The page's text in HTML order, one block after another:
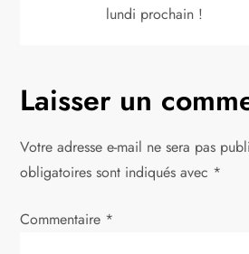
lundi prochain !
Laisser un
Votre adresse e-mail ne sera pas
obligatoires sont indiqués avec *
Commentaire *